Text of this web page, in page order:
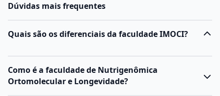
Dúvidas mais frequentes
Quais são os diferenciais da faculdade IMOCI?
Como é a faculdade de Nutrigenômica
Ortomolecular e Longevidade?